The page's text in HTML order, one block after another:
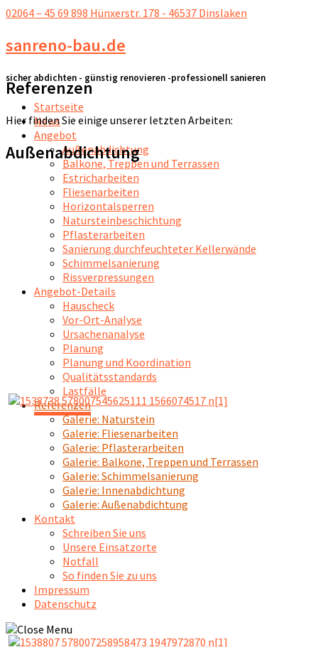
02064 – 45 69 898 Hünxerstr. 178 - 46537 Dinslaken
sanreno-bau.de
sicher abdichten - günstig renovieren -professionell sanieren
Startseite
News
Angebot
Außenabdichtung
Balkone, Treppen und Terrassen
Estricharbeiten
Fliesenarbeiten
Horizontalsperren
Natursteinbeschichtung
Pflasterarbeiten
Sanierung durchfeuchteter Kellerwände
Schimmelsanierung
Rissverpressungen
Angebot-Details
Hauscheck
Vor-Ort-Analyse
Ursachenanalyse
Planung
Planung und Koordination
Qualitätsstandards
Lastfälle
Referenzen
Galerie: Naturstein
Galerie: Fliesenarbeiten
Galerie: Pflasterarbeiten
Galerie: Balkone, Treppen und Terrassen
Galerie: Schimmelsanierung
Galerie: Innenabdichtung
Galerie: Außenabdichtung
Kontakt
Schreiben Sie uns
Unsere Einsatzorte
Notfall
So finden Sie zu uns
Impressum
Datenschutz
Referenzen
Hier finden Sie einige unserer letzten Arbeiten:
Außenabdichtung